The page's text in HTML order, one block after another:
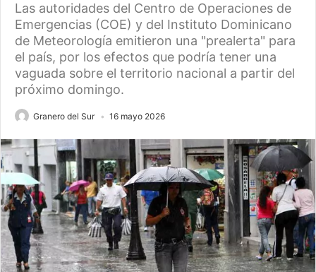
Las autoridades del Centro de Operaciones de
Emergencias (COE) y del Instituto Dominicano
de Meteorología emitieron una "prealerta" para
el país, por los efectos que podría tener una
vaguada sobre el territorio nacional a partir del
próximo domingo.
Granero del Sur 16 mayo 2026